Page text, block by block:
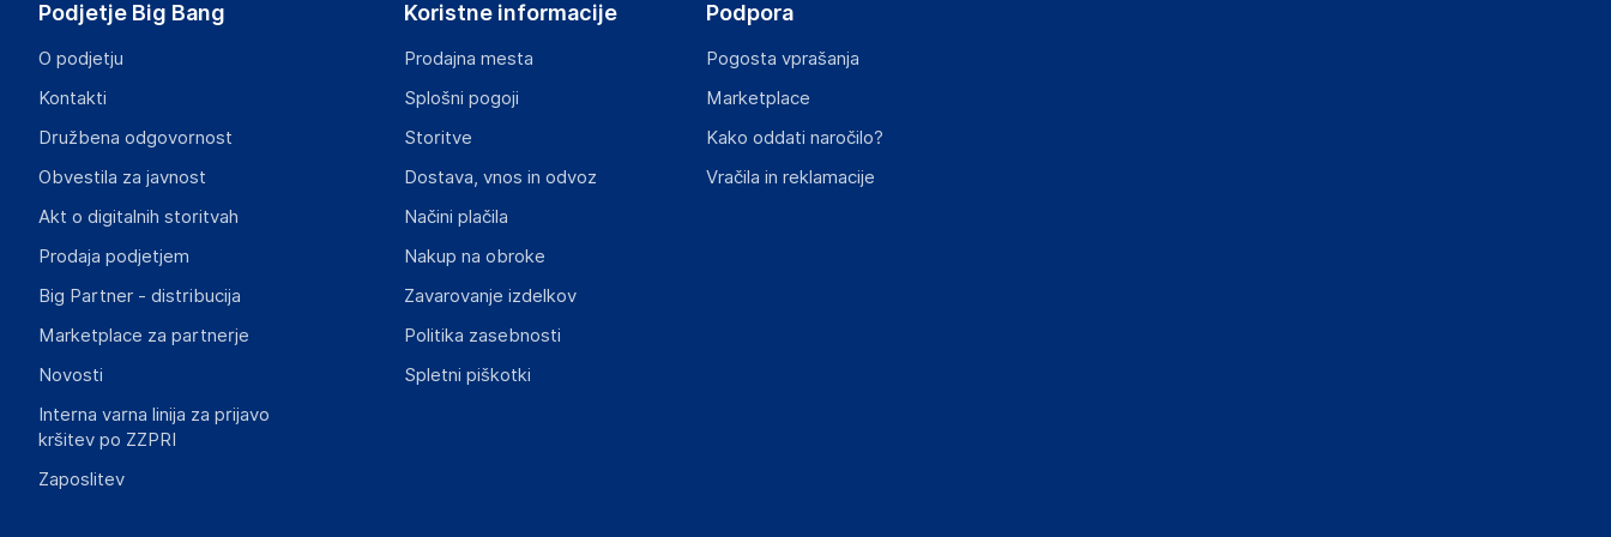
https://consumer.huawei.com/en/support/
Gospodarski subjekt s sedežem v EU, ki zagotavlja skladnost izdelka z zahtevanimi predpisi.
Ameriška ulica 8, Ljubljana, 1000 Ljubljana
Slovenia
Podjetje Big Bang
O podjetju
Kontakti
Družbena odgovornost
Obvestila za javnost
Akt o digitalnih storitvah
Prodaja podjetjem
Big Partner - distribucija
Marketplace za partnerje
Novosti
Interna varna linija za prijavo
kršitev po ZZPRI
Zaposlitev
Koristne informacije
Prodajna mesta
Splošni pogoji
Storitve
Dostava, vnos in odvoz
Načini plačila
Nakup na obroke
Zavarovanje izdelkov
Politika zasebnosti
Spletni piškotki
Podpora
Pogosta vprašanja
Marketplace
Kako oddati naročilo?
Vračila in reklamacije